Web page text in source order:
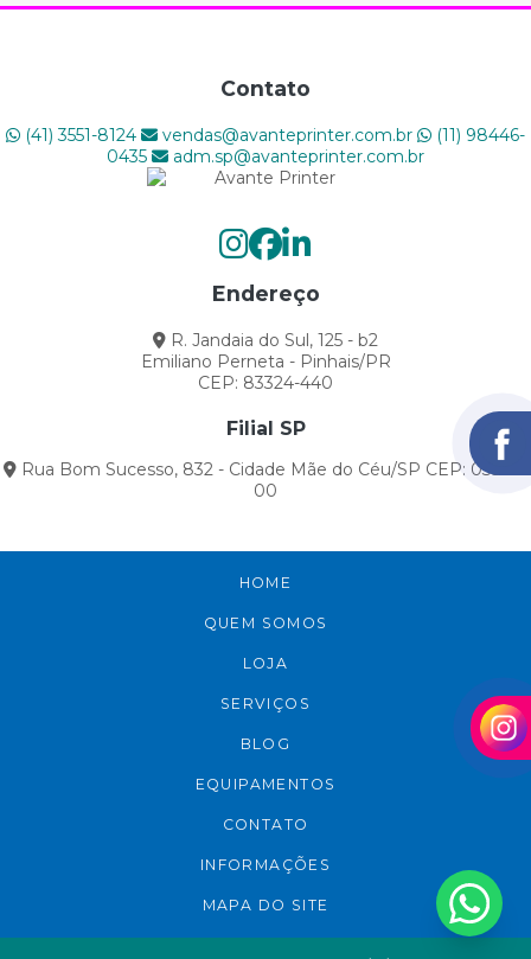
Contato
(41) 3551-8124 vendas@avanteprinter.com.br
(11) 98446-
0435
adm.sp@avanteprinter.com.br
Endereço
R. Jandaia do Sul, 125 - b2
Emiliano Perneta - Pinhais/PR
CEP: 83324-440
Filial SP
Rua Bom Sucesso, 832 - Cidade Mãe do Céu/SP CEP: 03305-
00
HOME
QUEM SOMOS
LOJA
SERVIÇOS
BLOG
EQUIPAMENTOS
CONTATO
INFORMAÇÕES
MAPA DO SITE